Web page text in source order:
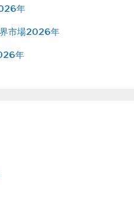
年
界市場2026年
年